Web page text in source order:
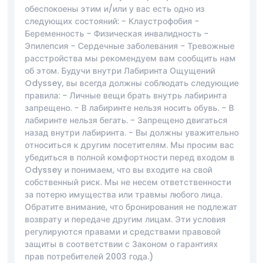
Политика отмены
обеспокоены этим и/или у вас есть одно из
следующих состояний: - Клаустрофобия -
Беременность - Физическая инвалидность -
Эпилепсия - Сердечные заболевания - Тревожные
расстройства мы рекомендуем вам сообщить нам
об этом. Будучи внутри Лабиринта Ощущений
Odyssey, вы всегда должны соблюдать следующие
правила: - Личные вещи брать внутрь лабиринта
запрещено. - В лабиринте нельзя носить обувь. - В
лабиринте нельзя бегать. - Запрещено двигаться
назад внутри лабиринта. - Вы должны уважительно
относиться к другим посетителям. Мы просим вас
убедиться в полной комфортности перед входом в
Odyssey и понимаем, что вы входите на свой
собственный риск. Мы не несем ответственности
за потерю имущества или травмы любого лица.
Обратите внимание, что бронирования не подлежат
возврату и передаче другим лицам. Эти условия
регулируются правами и средствами правовой
защиты в соответствии с Законом о гарантиях
прав потребителей 2003 года.)